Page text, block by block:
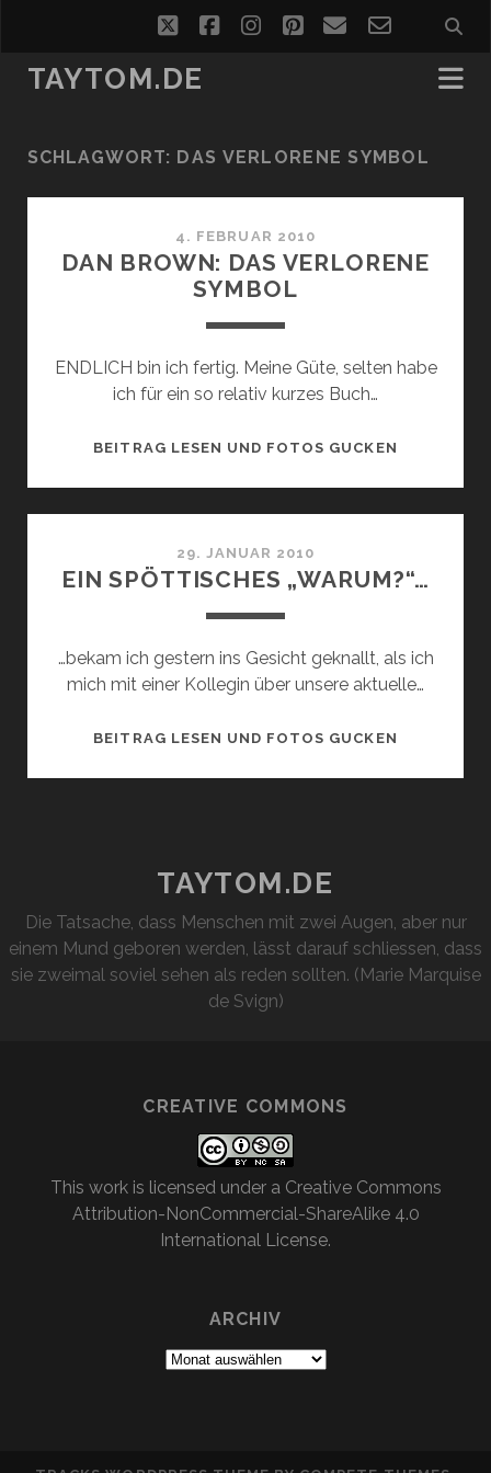
twitterfacebookinstagram
pinterest
emailemail-
form
TAYTOM.DE
SCHLAGWORT: DAS VERLORENE SYMBOL
4. FEBRUAR 2010
DAN BROWN: DAS VERLORENE
SYMBOL
ENDLICH bin ich fertig. Meine Güte, selten habe
ich für ein so relativ kurzes Buch…
BEITRAG LESEN UND FOTOS GUCKEN
29. JANUAR 2010
EIN SPÖTTISCHES „WARUM?“…
…bekam ich gestern ins Gesicht geknallt, als ich
mich mit einer Kollegin über unsere aktuelle…
BEITRAG LESEN UND FOTOS GUCKEN
TAYTOM.DE
Die Tatsache, dass Menschen mit zwei Augen, aber nur
einem Mund geboren werden, lässt darauf schliessen, dass
sie zweimal soviel sehen als reden sollten. (Marie Marquise
de Svign)
CREATIVE COMMONS
This work is licensed under a Creative Commons
Attribution-NonCommercial-ShareAlike 4.0
International License.
ARCHIV
Archiv